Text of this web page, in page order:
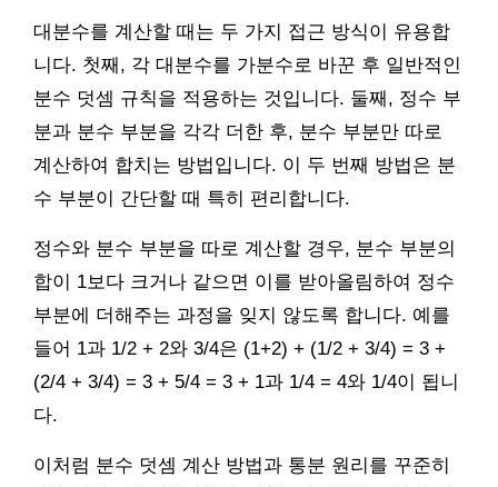
대분수를 계산할 때는 두 가지 접근 방식이 유용합
니다. 첫째, 각 대분수를 가분수로 바꾼 후 일반적인
분수 덧셈 규칙을 적용하는 것입니다. 둘째, 정수 부
분과 분수 부분을 각각 더한 후, 분수 부분만 따로
계산하여 합치는 방법입니다. 이 두 번째 방법은 분
수 부분이 간단할 때 특히 편리합니다.
정수와 분수 부분을 따로 계산할 경우, 분수 부분의
합이 1보다 크거나 같으면 이를 받아올림하여 정수
부분에 더해주는 과정을 잊지 않도록 합니다. 예를
들어 1과 1/2 + 2와 3/4은 (1+2) + (1/2 + 3/4) = 3 +
(2/4 + 3/4) = 3 + 5/4 = 3 + 1과 1/4 = 4와 1/4이 됩니
다.
이처럼 분수 덧셈 계산 방법과 통분 원리를 꾸준히